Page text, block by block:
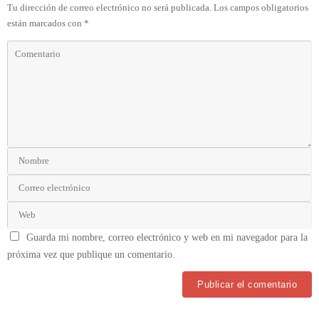
Tu dirección de correo electrónico no será publicada. Los campos obligatorios
están marcados con *
Guarda mi nombre, correo electrónico y web en mi navegador para la
próxima vez que publique un comentario.